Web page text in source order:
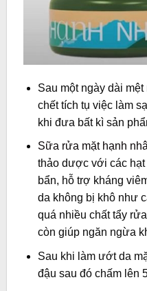
Sau một ngày dài
chết tích tụ việc làm
khi đưa bất kì sản
Sữa rửa mặt hạnh
thảo dược với các hạt
bẩn, hỗ trợ kháng
da không bị khô như
quá nhiều chất tẩy
còn giúp ngăn ngừa
Sau khi làm ướt da
đậu sau đó chấm lên